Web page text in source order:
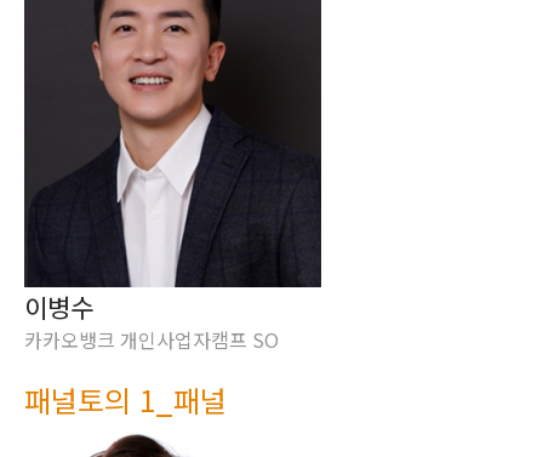
이병수
카카오뱅크 개인사업자캠프 SO
패널토의 1_패널